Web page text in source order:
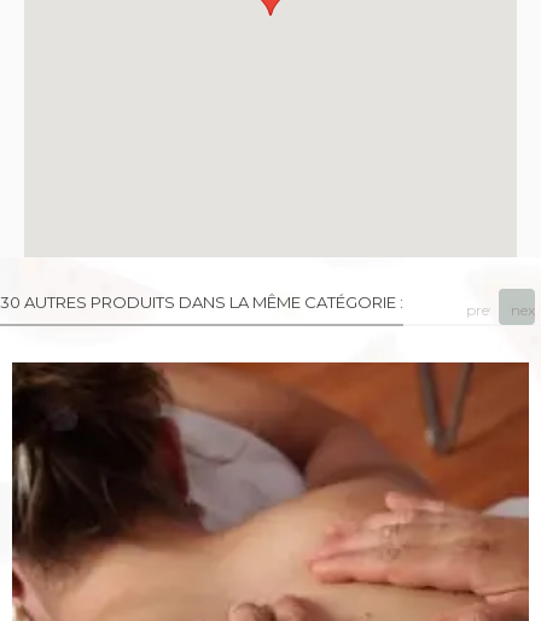
30 AUTRES PRODUITS DANS LA MÊME CATÉGORIE : prev next